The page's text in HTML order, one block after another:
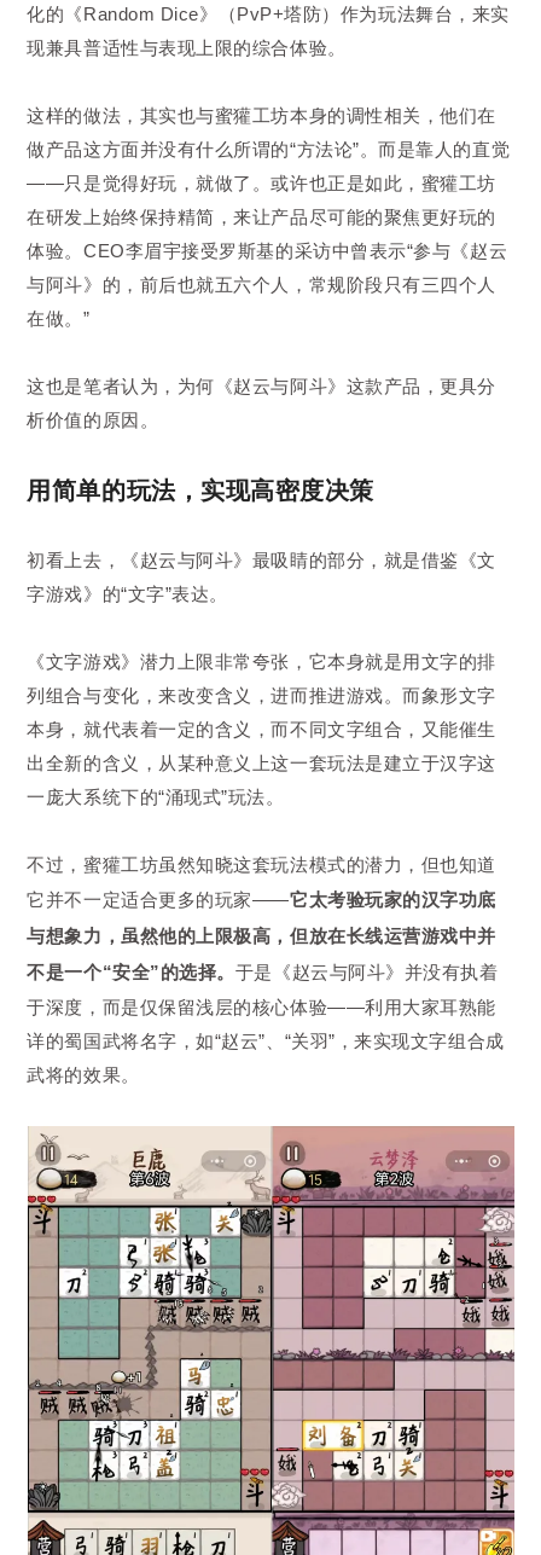
化的《Random Dice》（PvP+塔防）作为玩法舞台，来实
现兼具普适性与表现上限的综合体验。
这样的做法，其实也与蜜獾工坊本身的调性相关，他们在
做产品这方面并没有什么所谓的“方法论”。而是靠人的直觉
——只是觉得好玩，就做了。或许也正是如此，蜜獾工坊
在研发上始终保持精简，来让产品尽可能的聚焦更好玩的
体验。CEO李眉宇接受罗斯基的采访中曾表示“参与《赵云
与阿斗》的，前后也就五六个人，常规阶段只有三四个人
在做。”
这也是笔者认为，为何《赵云与阿斗》这款产品，更具分
析价值的原因。
用简单的玩法，实现高密度决策
初看上去，《赵云与阿斗》最吸睛的部分，就是借鉴《文
字游戏》的“文字”表达。
《文字游戏》潜力上限非常夸张，它本身就是用文字的排
列组合与变化，来改变含义，进而推进游戏。而象形文字
本身，就代表着一定的含义，而不同文字组合，又能催生
出全新的含义，从某种意义上这一套玩法是建立于汉字这
一庞大系统下的“涌现式”玩法。
不过，蜜獾工坊虽然知晓这套玩法模式的潜力，但也知道
它并不一定适合更多的玩家——它太考验玩家的汉字功底
与想象力，虽然他的上限极高，但放在长线运营游戏中并
不是一个“安全”的选择。 于是《赵云与阿斗》并没有执着
于深度，而是仅保留浅层的核心体验——利用大家耳熟能
详的蜀国武将名字，如“赵云”、“关羽”，来实现文字组合成
武将的效果。